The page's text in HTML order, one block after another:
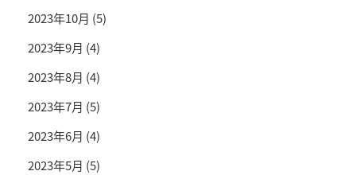
2023年10月 (5)
2023年9月 (4)
2023年8月 (4)
2023年7月 (5)
2023年6月 (4)
2023年5月 (5)